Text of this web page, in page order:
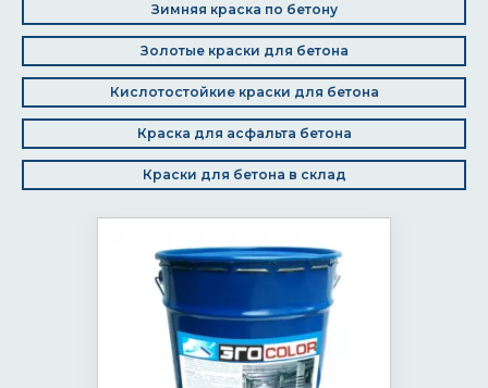
Зимняя краска по бетону
Золотые краски для бетона
Кислотостойкие краски для бетона
Краска для асфальта бетона
Краски для бетона в склад